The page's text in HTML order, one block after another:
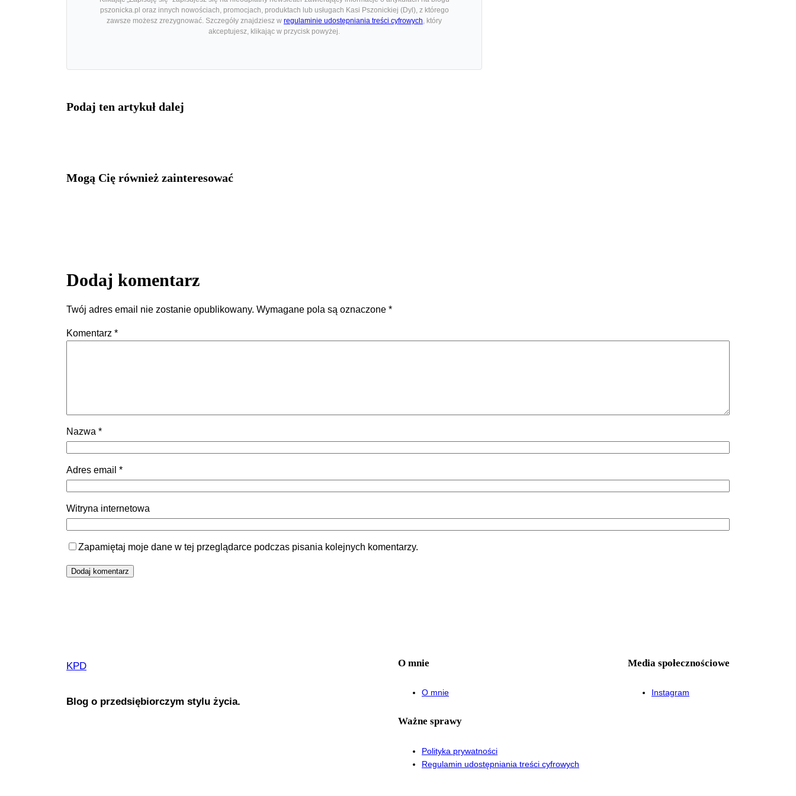
pszonicka.pl oraz innych nowościach, promocjach, produktach lub usługach Kasi Pszonickiej (Dyl), z którego
zawsze możesz zrezygnować. Szczegóły znajdziesz w regulaminie udostępniania treści cyfrowych , który
akceptujesz, klikając w przycisk powyżej.
Podaj ten artykuł dalej
Mogą Cię również zainteresować
Dodaj komentarz
Twój adres email nie zostanie opublikowany. Wymagane pola są oznaczone *
Komentarz *
Nazwa *
Adres email *
Witryna internetowa
Zapamiętaj moje dane w tej przeglądarce podczas pisania kolejnych komentarzy.
KPD
Blog o przedsiębiorczym stylu życia.
O mnie
O mnie
Media społecznościowe
Instagram
Ważne sprawy
Polityka prywatności
Regulamin udostępniania treści cyfrowych